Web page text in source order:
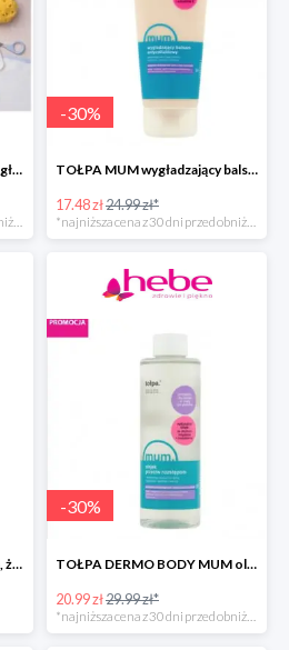
LINOMAG żel do mycia ciała i głowy dla dzieci i niemowląt
*najniższa cena z 30 dni przed obniżką
-30%
TOŁPA MUM wygładzający balsam antycellulitowy do ciała
17.48 zł24.99 zł*
*najniższa cena z 30 dni przed obniżką
OILLAN BABY 3W1 szampon, żel do kąpieli i pod prysznic
-30%
TOŁPA DERMO BODY MUM olejek do ciała przeciw rozstępom
20.99 zł29.99 zł*